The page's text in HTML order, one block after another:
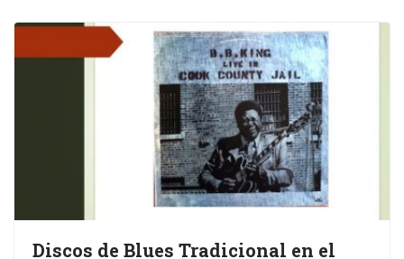
Discos de Blues Tradicional en el